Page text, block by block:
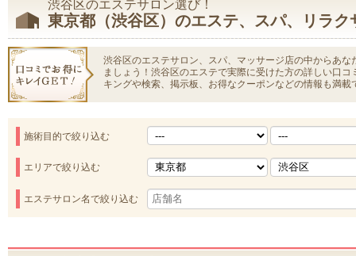
渋谷区のエステサロン選び！
東京都（渋谷区）のエステ、スパ、リラク
渋谷区のエステサロン、スパ、マッサージ店の中からあ
ましょう！渋谷区のエステで実際に受けた方の詳しい口
キングや検索、掲示板、お得なクーポンなどの情報も満載
施術目的で絞り込む
エリアで絞り込む
エステサロン名で絞り込む